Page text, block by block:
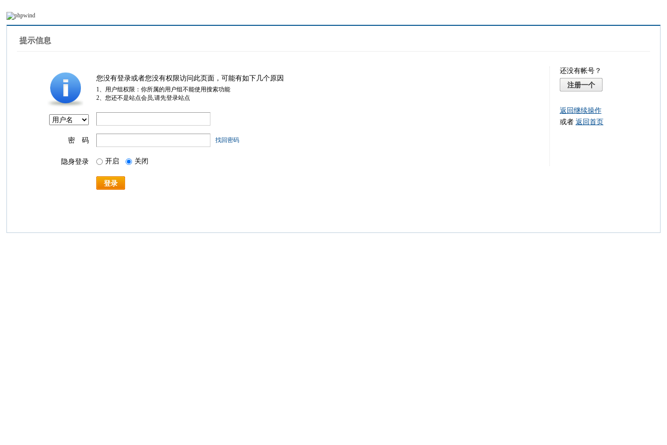
提示信息
您没有登录或者您没有权限访问此页面，可能有如下几个原因
1、用户组权限：你所属的用户组不能使用搜索功能
2、您还不是站点会员,请先登录站点
密 码 找回密码
隐身登录 开启 关闭
登录
还没有帐号？
注册一个
返回继续操作
或者 返回首页